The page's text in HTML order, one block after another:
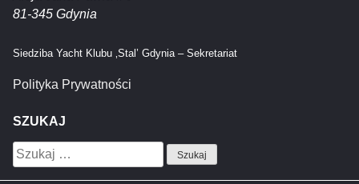
81-345 Gdynia
Siedziba Yacht Klubu ‚Stal’ Gdynia – Sekretariat
Polityka Prywatności
SZUKAJ
Szukaj: